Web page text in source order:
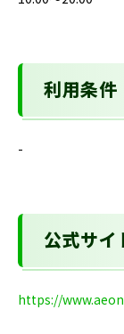
利用条件
-
公式サイ
https://